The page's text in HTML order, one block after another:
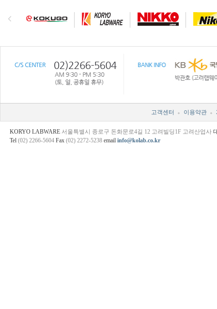
고객센터 이용약관
KORYO LABWARE 서울특별시 종로구 돈화문로4길 12 고려빌딩1F 고려산업사
Tel (02) 2266-5604 Fax (02) 2272-5238 email info@kolab.co.kr